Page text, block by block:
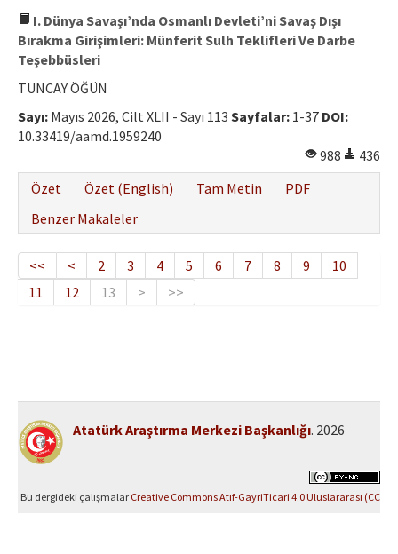
I. Dünya Savaşı’nda Osmanlı Devleti’ni Savaş Dışı
Bırakma Girişimleri: Münferit Sulh Teklifleri Ve Darbe
Teşebbüsleri
TUNCAY ÖĞÜN
Sayı: Mayıs 2026, Cilt XLII - Sayı 113 Sayfalar: 1-37 DOI:
10.33419/aamd.1959240
988
436
Özet
Özet (English) Tam Metin
PDF
Benzer Makaleler
<< < 2 3 4 5 6 7 8 9
10
11
12 13 > >>
Atatürk Araştırma Merkezi Başkanlığı. 2026
Bu dergideki çalışmalar Creative Commons Atıf-GayriTicari 4.0 Uluslararası (CC